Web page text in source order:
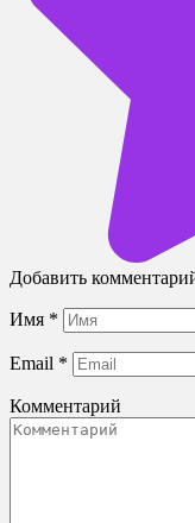
Добавить
Имя *
Email *
Комментарий